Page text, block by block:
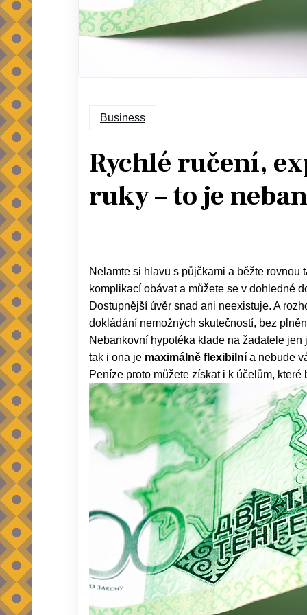
Business
Rychlé ručení,
ruky – to je
Nelamte si hlavu s půjčkami a běžte
komplikací obávat a můžete se v dohledné
Dostupnější úvěr snad ani neexistuje. A
dokládání nemožných skutečností, bez
Nebankovní hypotéka klade na žadatele
tak i ona je maximálně flexibilní a nebude
Peníze proto můžete získat i k účelům,